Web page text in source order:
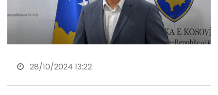
28/10/2024 13:22